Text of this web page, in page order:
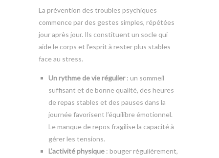
La prévention des troubles psychiques
commence par des gestes simples, répétées
jour après jour. Ils constituent un socle qui
aide le corps et l’esprit à rester plus stables
face au stress.
Un rythme de vie régulier: un sommeil
suffisant et de bonne qualité, des heures
de repas stables et des pauses dans la
journée favorisent l’équilibre émotionnel.
Le manque de repos fragilise la capacité à
gérer les tensions.
L’activité physique : bouger régulièrement,